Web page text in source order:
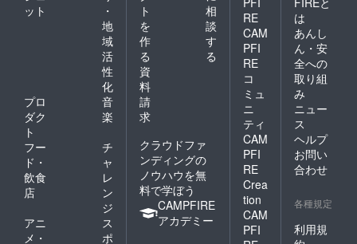
ット
・
地
域
活
性
化
プロ
ダク
ト
音
楽
フー
ド・
飲食
店
チ
ャ
レ
ン
ジ
アニ
メ・
ス
ポ
ト
を
作
る
相
談
す
る
資
料
請
求
クラウドファ
ンディングの
ノウハウを無
料で学ぼう
CAMPFIRE
アカデミー
RE
CAM
PFI
RE
コ
ミュ
ニ
ティ
CAM
PFI
RE
Crea
tion
CAM
PFI
は
あんし
ん・安
全への
取り組
み
ニュー
ス
ヘルプ
お問い
合わせ
各種規定
利用規